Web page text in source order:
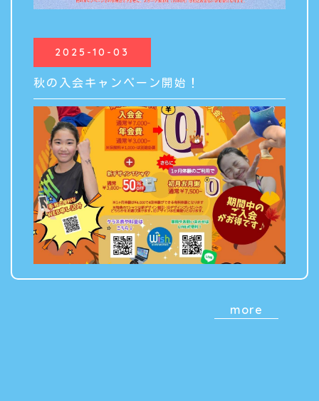
2025-10-03
秋の入会キャンペーン開始！
more